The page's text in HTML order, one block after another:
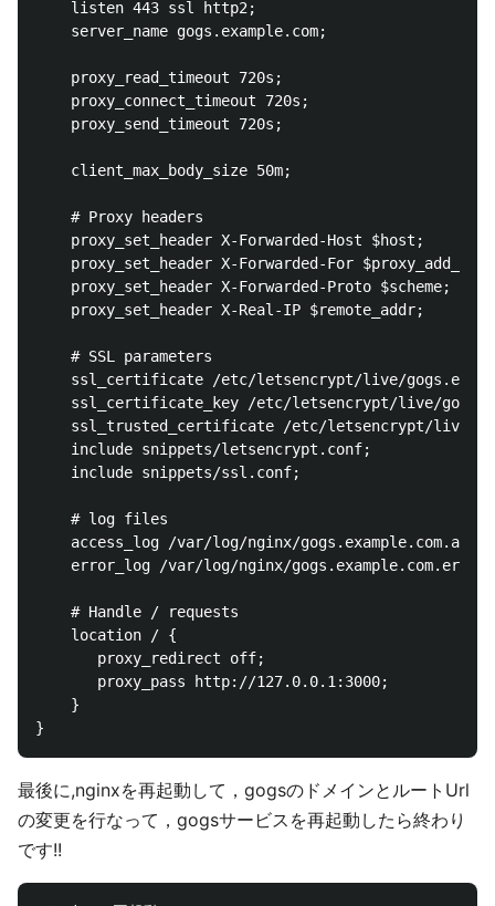
    listen 443 ssl http2;
    server_name gogs.example.com;
    proxy_read_timeout 720s;
    proxy_connect_timeout 720s;
    proxy_send_timeout 720s;
    client_max_body_size 50m;
    # Proxy headers
    proxy_set_header X-Forwarded-Host $host;
proxy_set_header X-Forwarded-For
    proxy_set_header X-Forwarded-Proto $scheme;
    proxy_set_header X-Real-IP $remote_addr;
    # SSL parameters
ssl_certificate /etc/letsencrypt/live/
ssl_certificate_key /etc/letsencrypt/live/
ssl_trusted_certificate /etc/letsencrypt/live/
    include snippets/letsencrypt.conf;
    include snippets/ssl.conf;
    # log files
access_log /var/log/nginx/
error_log /var/log/nginx/
    # Handle / requests
    location / {
       proxy_redirect off;
       proxy_pass http://127.0.0.1:3000;
    }
最後に,nginxを再起動して，gogsのドメインとルートUrl
の変更を行なって，gogsサービスを再起動したら終わり
です!!